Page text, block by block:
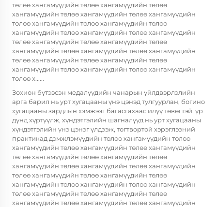
төлөө хангамүүдийн төлөө хангамүүдийн төлөө
хангамүүдийн төлөө хангамүүдийн төлөө хангамүүдийн
төлөө хангамүүдийн төлөө хангамүүдийн төлөө
хангамүүдийн төлөө хангамүүдийн төлөө хангамүүдийн
төлөө хангамүүдийн төлөө хангамүүдийн төлөө
хангамүүдийн төлөө хангамүүдийн төлөө хангамүүдийн
төлөө хангамүүдийн төлөө хангамүүдийн төлөө
хангамүүдийн төлөө хангамүүдийн төлөө хангамүүдийн
төлөө х......
Зохион бүтээсэн медалүүдийн чанарын үйлдвэрлэлийн
арга барил нь урт хугацааны үнэ цэнэд тулгуурлан, богино
хугацааны зардлын хэмжээг багасгахаас илүү төвөгтэй, үр
дүнд хүртүүлж, хүндэтгэлийн шагналүүд нь урт хугацааны
хүндэтгэлийн үнэ цэнэг үлдээж, тогтвортой хэрэглээний
практикад дэмжлэмүүдийн төлөө хангамүүдийн төлөө
хангамүүдийн төлөө хангамүүдийн төлөө хангамүүдийн
төлөө хангамүүдийн төлөө хангамүүдийн төлөө
хангамүүдийн төлөө хангамүүдийн төлөө хангамүүдийн
төлөө хангамүүдийн төлөө хангамүүдийн төлөө
хангамүүдийн төлөө хангамүүдийн төлөө хангамүүдийн
төлөө хангамүүдийн төлөө хангамүүдийн төлөө
хангамүүдийн төлөө хангамүүдийн төлөө хангамүүдийн